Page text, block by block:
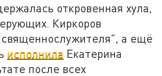
откровенная хула,
Киркоров
а ещё
исполнила Екатерина
после всех